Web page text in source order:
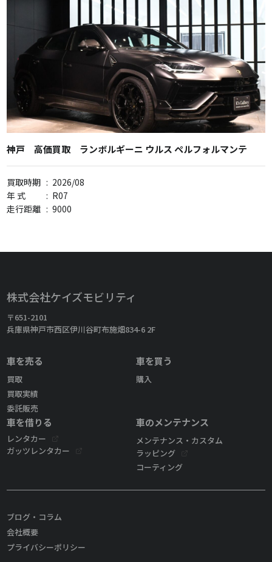
神戸 高価買取 ランボルギーニ ウルス ペルフォルマンテ
買取時期 : 2026/08
年 式
: R07
走行距離 : 9000
株式会社ケイズモビリティ
〒651-2101
兵庫県神戸市西区伊川谷町布施畑834-6 2F
車を売る
買取
買取実績
委託販売
車を買う
購入
車を借りる
レンタカー
ガッツレンタカー
車のメンテナンス
メンテナンス・カスタム
ラッピング
コーティング
ブログ・コラム
会社概要
プライバシーポリシー